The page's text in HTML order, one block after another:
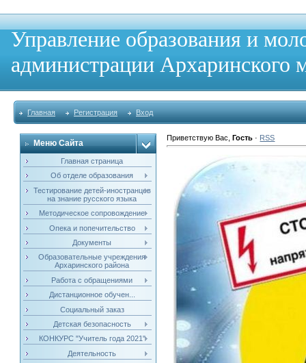
Управление образования и
администрации Архаринского
Главная Регистрация Вход
Меню Сайта
Главная страница
Об отделе образования
Тестирование детей-иностранцев
на знание русского языка
Методическое сопровождение
Опека и попечительство
Документы
Образовательные учреждения
Архаринского района
Работа с обращениями
Дистанционное обучен...
Социальный заказ
Детская безопасность
КОНКУРС "Учитель года 2021"
Деятельность
Приветствую Вас ,Гость · RSS